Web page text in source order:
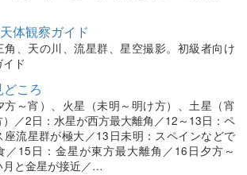
体観察ガイド
角、天の川、流星群、星空撮影。初級者向け
ド
ころ
方～宵）、火星（未明～明け方）、土星（宵
）／2日：水星が西方最大離角／12～13日：ペ
座流星群が極大／13日未明：スペインなどで
／15日：金星が東方最大離角／16日夕方～
月と金星が接近／…